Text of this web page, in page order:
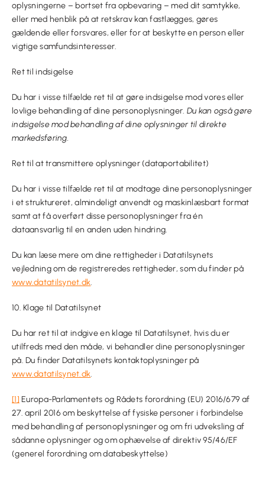
oplysningerne – bortset fra opbevaring – med dit samtykke,
eller med henblik på at retskrav kan fastlægges, gøres
gældende eller forsvares, eller for at beskytte en person eller
vigtige samfundsinteresser.
Ret til indsigelse
Du har i visse tilfælde ret til at gøre indsigelse mod vores eller
lovlige behandling af dine personoplysninger. Du kan også gøre
indsigelse mod behandling af dine oplysninger til direkte
markedsføring.
Ret til at transmittere oplysninger (dataportabilitet)
Du har i visse tilfælde ret til at modtage dine personoplysninger
i et struktureret, almindeligt anvendt og maskinlæsbart format
samt at få overført disse personoplysninger fra én
dataansvarlig til en anden uden hindring.
Du kan læse mere om dine rettigheder i Datatilsynets
vejledning om de registreredes rettigheder, som du finder på
www.datatilsynet.dk.
10. Klage til Datatilsynet
Du har ret til at indgive en klage til Datatilsynet, hvis du er
utilfreds med den måde, vi behandler dine personoplysninger
på. Du finder Datatilsynets kontaktoplysninger på
www.datatilsynet.dk.
[1] Europa-Parlamentets og Rådets forordning (EU) 2016/679 af
27. april 2016 om beskyttelse af fysiske personer i forbindelse
med behandling af personoplysninger og om fri udveksling af
sådanne oplysninger og om ophævelse af direktiv 95/46/EF
(generel forordning om databeskyttelse)